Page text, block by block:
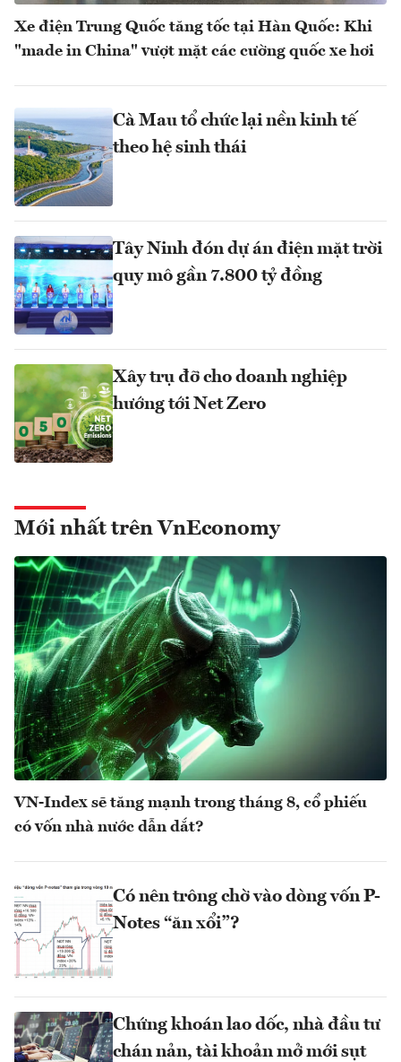
Xe điện Trung Quốc tăng tốc tại Hàn Quốc: Khi
"made in China" vượt mặt các cường quốc xe hơi
Cà Mau tổ chức lại nền kinh tế
theo hệ sinh thái
Tây Ninh đón dự án điện mặt trời
quy mô gần 7.800 tỷ đồng
Xây trụ đỡ cho doanh nghiệp
hướng tới Net Zero
Mới nhất trên VnEconomy
VN-Index sẽ tăng mạnh trong tháng 8, cổ phiếu
có vốn nhà nước dẫn dắt?
Có nên trông chờ vào dòng vốn P-
Notes “ăn xổi”?
Chứng khoán lao dốc, nhà đầu tư
chán nản, tài khoản mở mới sụt